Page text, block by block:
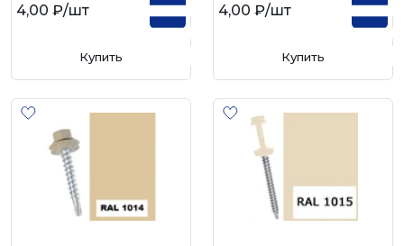
4,00 ₽/шт
Купить
4,00 ₽/шт
Купить